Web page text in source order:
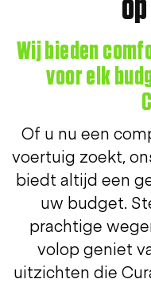
Wij bieden
voor elk
Of u nu een
voertuig zoekt,
biedt altijd een
uw budget.
prachtige
volop geniet
uitzichten die